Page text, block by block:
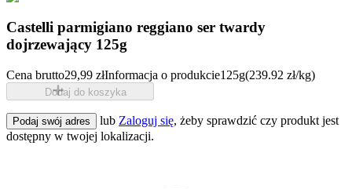
Castelli parmigiano reggiano ser twardy
dojrzewający 125g
Cena brutto29,99 złInformacja o produkcie125g(239.92 zł/kg)
Dodaj do koszyka
Podaj swój adres lub Zaloguj się, żeby sprawdzić czy produkt jest
dostępny w twojej lokalizacji.